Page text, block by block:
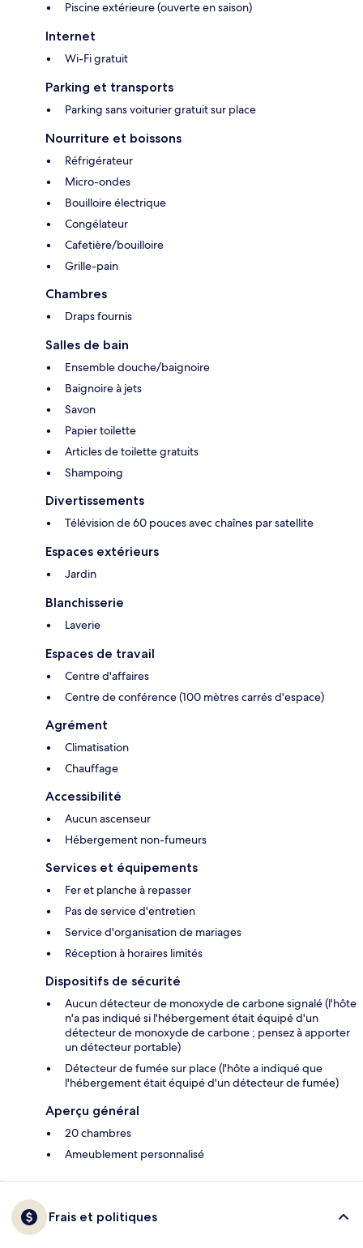
Piscine extérieure (ouverte en saison)
Internet
Wi-Fi gratuit
Parking et transports
Parking sans voiturier gratuit sur place
Nourriture et boissons
Réfrigérateur
Micro-ondes
Bouilloire électrique
Congélateur
Cafetière/bouilloire
Grille-pain
Chambres
Draps fournis
Salles de bain
Ensemble douche/baignoire
Baignoire à jets
Savon
Papier toilette
Articles de toilette gratuits
Shampoing
Divertissements
Télévision de 60 pouces avec chaînes par satellite
Espaces extérieurs
Jardin
Blanchisserie
Laverie
Espaces de travail
Centre d'affaires
Centre de conférence (100 mètres carrés d'espace)
Agrément
Climatisation
Chauffage
Accessibilité
Aucun ascenseur
Hébergement non-fumeurs
Services et équipements
Fer et planche à repasser
Pas de service d'entretien
Service d'organisation de mariages
Réception à horaires limités
Dispositifs de sécurité
Aucun détecteur de monoxyde de carbone signalé (l'hôte
n'a pas indiqué si l'hébergement était équipé d'un
détecteur de monoxyde de carbone ; pensez à apporter
un détecteur portable)
Détecteur de fumée sur place (l'hôte a indiqué que
l'hébergement était équipé d'un détecteur de fumée)
Aperçu général
20 chambres
Ameublement personnalisé
Frais et politiques